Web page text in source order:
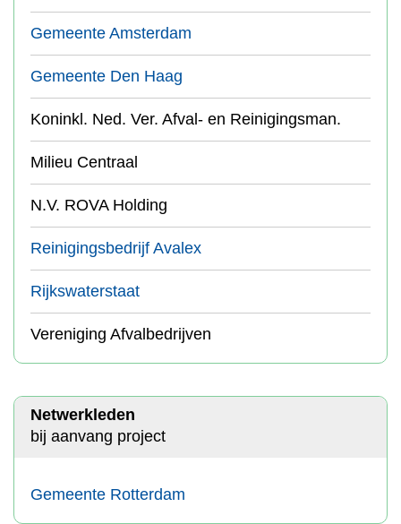
Gemeente Amsterdam
Gemeente Den Haag
Koninkl. Ned. Ver. Afval- en Reinigingsman.
Milieu Centraal
N.V. ROVA Holding
Reinigingsbedrijf Avalex
Rijkswaterstaat
Vereniging Afvalbedrijven
Netwerkleden
bij aanvang project
Gemeente Rotterdam